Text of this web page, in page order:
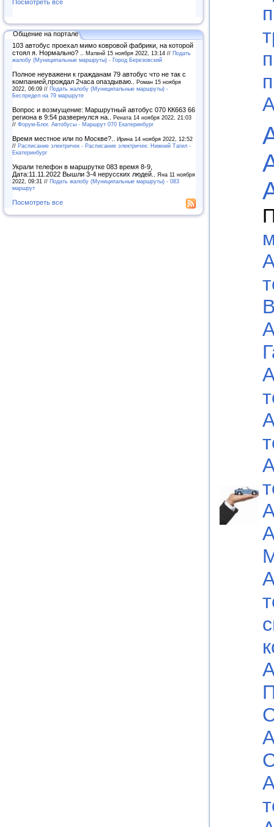
Посмотреть все
Общение на портале
103 автобус проехал мимо ковровой фабрики, на которой
стоял я. Нормально? .. Матвнй 15 ноября 2022, 13:14 // Подать
жалобу (Муниципальные маршруты) - Город Березовский
Полное неуважени к гражданам 79 автобус что не так с
компанией,прождал 2часа опаздываю.. Роман 15 ноября
2022, 06:09 // Подать жалобу (Муниципальные маршруты) -
Беспредел на 79 маршруте
Вопрос и возмущение: Маршрутный автобус 070 КК663 66
региона в 9:54 развернулся на.. Рената 14 ноября 2022, 21:03
// Форум-Блог. Автобусы - Маршрут 070 Екатеринбург
Время местное или по Москве?.. Ирина 14 ноября 2022, 12:52
// Расписание электричек - Расписание электричек: Нижний Тагил -
Екатеринбург
Украли телефон в маршрутке 083 время 8-9,
Дата:11.11.2022 Вышли 3-4 нерусских людей.. Яна 11 ноября
2022, 09:31 // Подать жалобу (Муниципальные маршруты) - 083
маршрут
Посмотреть все